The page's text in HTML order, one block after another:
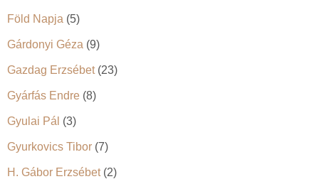
Föld Napja (5)
Gárdonyi Géza (9)
Gazdag Erzsébet(23)
Gyárfás Endre (8)
Gyulai Pál (3)
Gyurkovics Tibor (7)
H. Gábor Erzsébet(2)